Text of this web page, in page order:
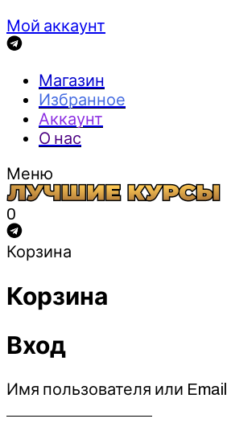
Мой аккаунт
Магазин
Избранное
Аккаунт
О нас
Меню
0
Корзина
Корзина
Вход
Имя пользователя или Email